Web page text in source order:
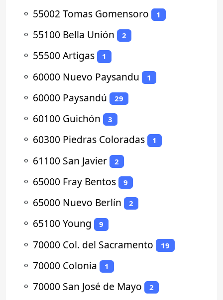
⚬ 55002 Tomas Gomensoro 1
⚬ 55100 Bella Unión 2
⚬ 55500 Artigas 1
⚬ 60000 Nuevo Paysandu 1
⚬ 60000 Paysandú 29
⚬ 60100 Guichón 3
⚬ 60300 Piedras Coloradas 1
⚬ 61100 San Javier 2
⚬ 65000 Fray Bentos 9
⚬ 65000 Nuevo Berlín 2
⚬ 65100 Young 9
⚬ 70000 Col. del Sacramento 19
⚬ 70000 Colonia 1
⚬ 70000 San José de Mayo 2